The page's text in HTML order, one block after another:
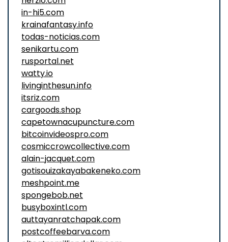
in-hi5.com
krainafantasy.info
todas-noticias.com
senikartu.com
rusportal.net
watty.io
livinginthesun.info
itsriz.com
cargoods.shop
capetownacupuncture.com
bitcoinvideospro.com
cosmiccrowcollective.com
alain-jacquet.com
gotisouizakayabakeneko.com
meshpoint.me
spongebob.net
busyboxintl.com
auttayanratchapak.com
postcoffeebarva.com